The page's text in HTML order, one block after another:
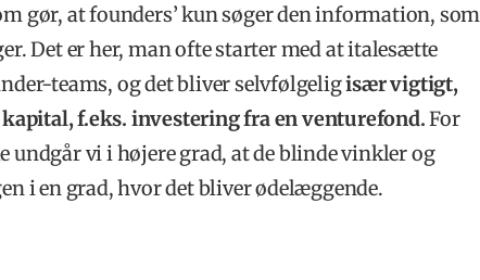
gør, at founders’ kun søger den information, som
Det er her, man ofte starter med at italesætte
teams, og det bliver selvfølgeligisær vigtigt,
f.eks. investering fra en venturefond.For
undgår vi i højere grad, at de blinde vinkler og
i en grad, hvor det bliver ødelæggende.